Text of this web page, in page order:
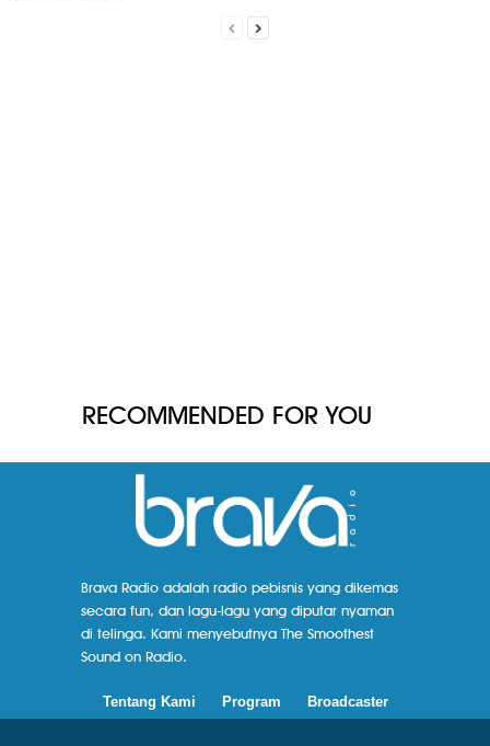
RECOMMENDED FOR YOU
Brava Radio adalah radio pebisnis yang dikemas
secara fun, dan lagu-lagu yang diputar nyaman
di telinga. Kami menyebutnya The Smoothest
Sound on Radio.
Tentang Kami Program Broadcaster